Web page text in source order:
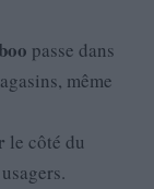
passe dans
même
le côté du